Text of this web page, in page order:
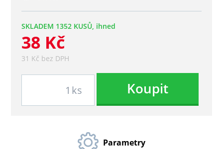
SKLADEM 1352 KUSŮ, ihned
38 Kč
31 Kč bez DPH
ks Koupit
Parametry